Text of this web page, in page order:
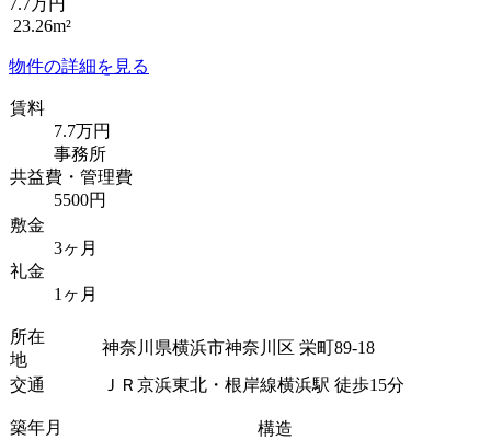
7.7万円
23.26m²
物件の詳細を見る
賃料
7.7万円
事務所
共益費・管理費
5500円
敷金
3ヶ月
礼金
1ヶ月
所在
地
神奈川県横浜市神奈川区 栄町89-18
交通
ＪＲ京浜東北・根岸線横浜駅 徒歩15分
築年月
構造